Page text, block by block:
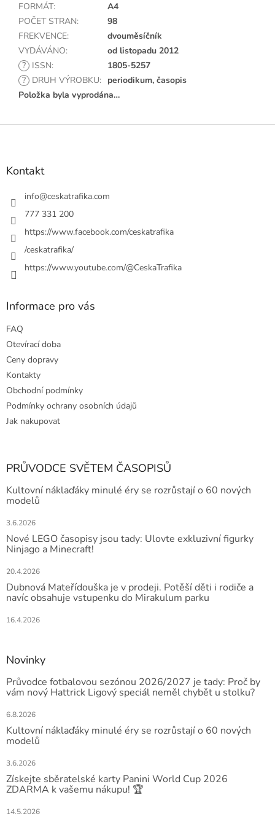
FORMÁT:
A4
POČET STRAN:
98
FREKVENCE:
dvouměsíčník
VYDÁVÁNO:
od listopadu 2012
? ISSN:
1805-5257
? DRUH VÝROBKU: periodikum, časopis
Položka byla vyprodána…
Z
Kontakt
info@ceskatrafika.com
777 331 200
https://www.facebook.com/ceskatrafika
/ceskatrafika/
https://www.youtube.com/@CeskaTrafika
Informace pro vás
FAQ
Otevírací doba
Ceny dopravy
Kontakty
Obchodní podmínky
Podmínky ochrany osobních údajů
Jak nakupovat
PRŮVODCE SVĚTEM ČASOPISŮ
Kultovní náklaďáky minulé éry se rozrůstají o 60 nových
modelů
3.6.2026
Nové LEGO časopisy jsou tady: Ulovte exkluzivní figurky
Ninjago a Minecraft!
20.4.2026
Dubnová Mateřídouška je v prodeji. Potěší děti i rodiče a
navíc obsahuje vstupenku do Mirakulum parku
16.4.2026
Novinky
Průvodce fotbalovou sezónou 2026/2027 je tady: Proč by
vám nový Hattrick Ligový speciál neměl chybět u stolku?
6.8.2026
Kultovní náklaďáky minulé éry se rozrůstají o 60 nových
modelů
3.6.2026
Získejte sběratelské karty Panini World Cup 2026
ZDARMA k vašemu nákupu! 🏆
14.5.2026